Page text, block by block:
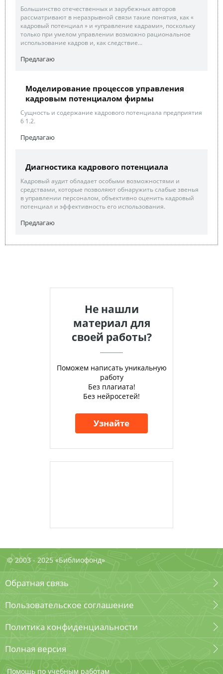
Большинство отечественных и зарубежных авторов
рассматривают в неразрывной связи такие понятия, как «
кадровый потенциал » и «управление кадрами», поскольку
только при умелом управлении возможно рациональное
использование кадров и, как следствие...
Предлагаю
Моделирование процессов управления
кадровым потенциалом фирмы
Сущность и содержание кадрового потенциала предприятия
6 1.2.
Предлагаю
Диагностика кадрового потенциала
Кадровый аудит обладает особыми возможностями и
средствами, которые позволяют обнаружить слабые звенья
в управлении персоналом, объективно оценить кадровый
потенциал и эффективность его использования.
Предлагаю
Не нашли
материал для
своей работы?
Поможем написать уникальную
работу
Без плагиата!
Без нейросетей!
Узнайте
© 2003 - 2025 «Библиофонд»
Обратная связь
Пользовательское соглашение
Политика конфиденциальности
Полная версия
Помощь по учебным работам